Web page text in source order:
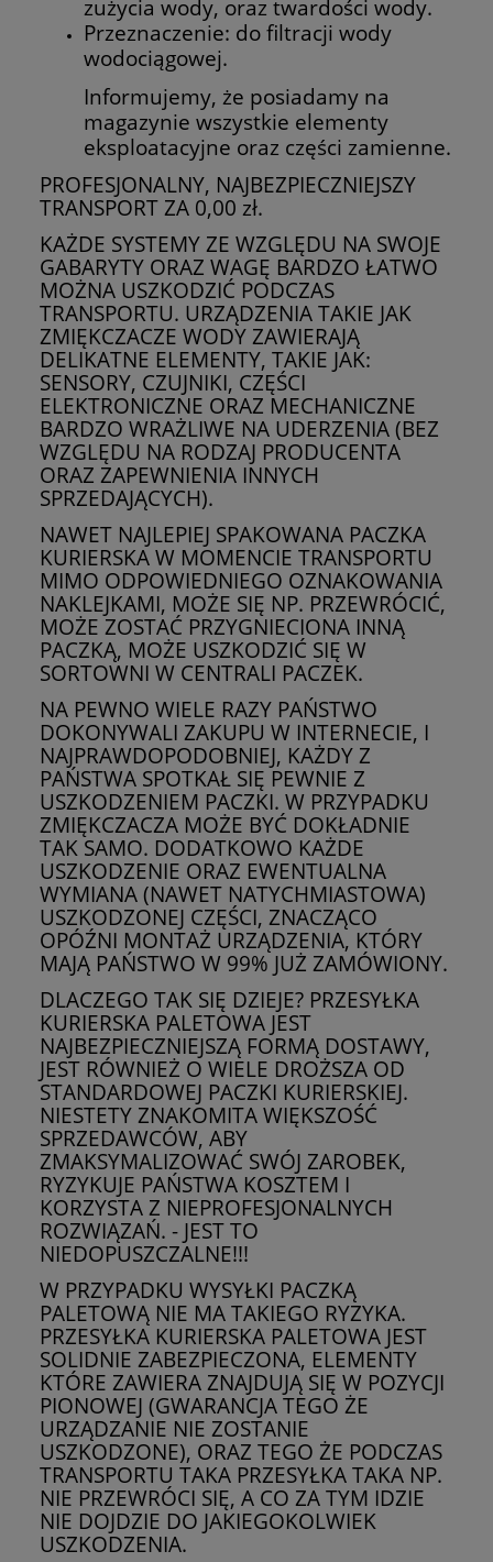
zużycia wody, oraz twardości wody.
Przeznaczenie: do filtracji wody
wodociągowej.
Informujemy, że posiadamy na
magazynie wszystkie elementy
eksploatacyjne oraz części zamienne.
PROFESJONALNY, NAJBEZPIECZNIEJSZY
TRANSPORT ZA 0,00 zł.
KAŻDE SYSTEMY ZE WZGLĘDU NA SWOJE
GABARYTY ORAZ WAGĘ BARDZO ŁATWO
MOŻNA USZKODZIĆ PODCZAS
TRANSPORTU. URZĄDZENIA TAKIE JAK
ZMIĘKCZACZE WODY ZAWIERAJĄ
DELIKATNE ELEMENTY, TAKIE JAK:
SENSORY, CZUJNIKI, CZĘŚCI
ELEKTRONICZNE ORAZ MECHANICZNE
BARDZO WRAŻLIWE NA UDERZENIA (BEZ
WZGLĘDU NA RODZAJ PRODUCENTA
ORAZ ZAPEWNIENIA INNYCH
SPRZEDAJĄCYCH).
NAWET NAJLEPIEJ SPAKOWANA PACZKA
KURIERSKA W MOMENCIE TRANSPORTU
MIMO ODPOWIEDNIEGO OZNAKOWANIA
NAKLEJKAMI, MOŻE SIĘ NP. PRZEWRÓCIĆ,
MOŻE ZOSTAĆ PRZYGNIECIONA INNĄ
PACZKĄ, MOŻE USZKODZIĆ SIĘ W
SORTOWNI W CENTRALI PACZEK.
NA PEWNO WIELE RAZY PAŃSTWO
DOKONYWALI ZAKUPU W INTERNECIE, I
NAJPRAWDOPODOBNIEJ, KAŻDY Z
PAŃSTWA SPOTKAŁ SIĘ PEWNIE Z
USZKODZENIEM PACZKI. W PRZYPADKU
ZMIĘKCZACZA MOŻE BYĆ DOKŁADNIE
TAK SAMO. DODATKOWO KAŻDE
USZKODZENIE ORAZ EWENTUALNA
WYMIANA (NAWET NATYCHMIASTOWA)
USZKODZONEJ CZĘŚCI, ZNACZĄCO
OPÓŹNI MONTAŻ URZĄDZENIA, KTÓRY
MAJĄ PAŃSTWO W 99% JUŻ ZAMÓWIONY.
DLACZEGO TAK SIĘ DZIEJE? PRZESYŁKA
KURIERSKA PALETOWA JEST
NAJBEZPIECZNIEJSZĄ FORMĄ DOSTAWY,
JEST RÓWNIEŻ O WIELE DROŻSZA OD
STANDARDOWEJ PACZKI KURIERSKIEJ.
NIESTETY ZNAKOMITA WIĘKSZOŚĆ
SPRZEDAWCÓW, ABY
ZMAKSYMALIZOWAĆ SWÓJ ZAROBEK,
RYZYKUJE PAŃSTWA KOSZTEM I
KORZYSTA Z NIEPROFESJONALNYCH
ROZWIĄZAŃ. - JEST TO
NIEDOPUSZCZALNE!!!
W PRZYPADKU WYSYŁKI PACZKĄ
PALETOWĄ NIE MA TAKIEGO RYZYKA.
PRZESYŁKA KURIERSKA PALETOWA JEST
SOLIDNIE ZABEZPIECZONA, ELEMENTY
KTÓRE ZAWIERA ZNAJDUJĄ SIĘ W POZYCJI
PIONOWEJ (GWARANCJA TEGO ŻE
URZĄDZANIE NIE ZOSTANIE
USZKODZONE), ORAZ TEGO ŻE PODCZAS
TRANSPORTU TAKA PRZESYŁKA TAKA NP.
NIE PRZEWRÓCI SIĘ, A CO ZA TYM IDZIE
NIE DOJDZIE DO JAKIEGOKOLWIEK
USZKODZENIA.